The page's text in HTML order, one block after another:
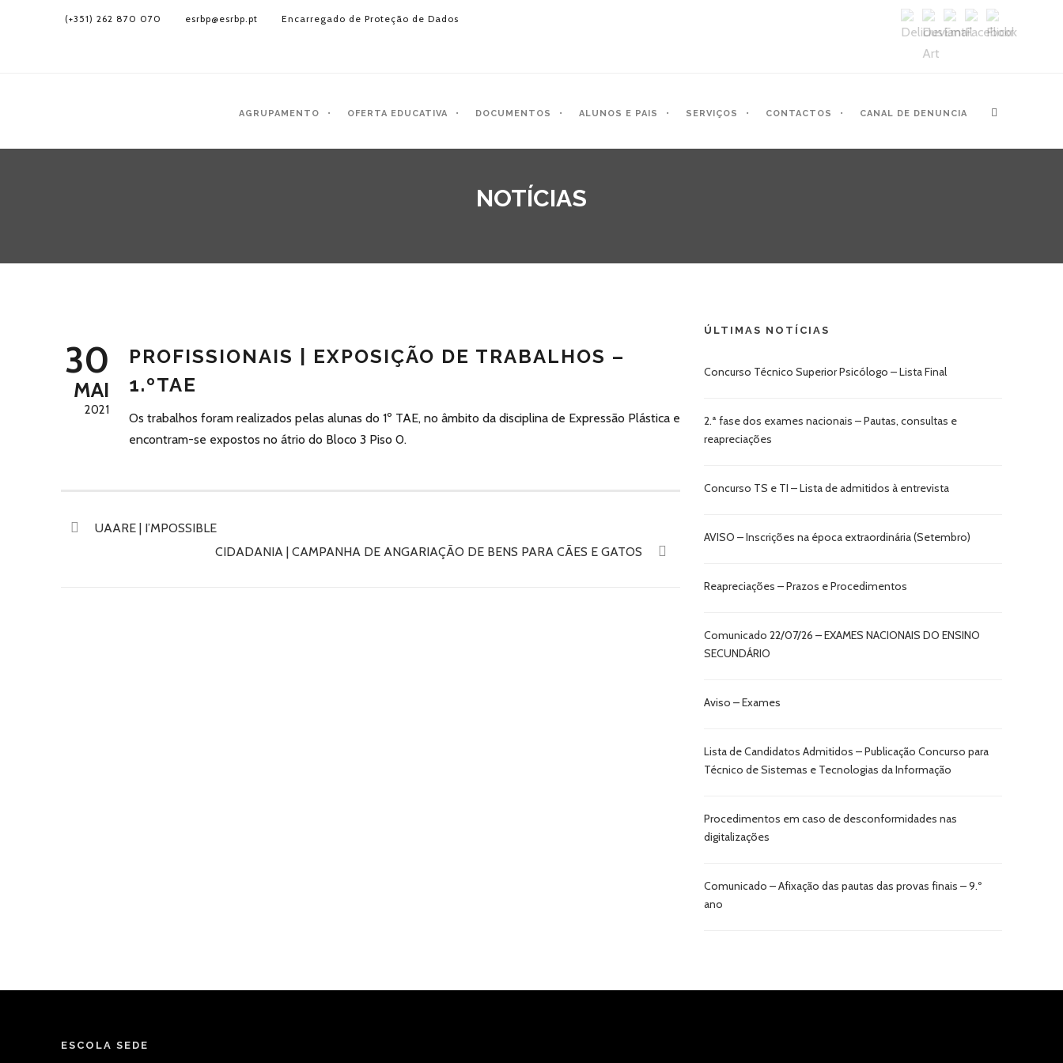
(+351) 262 870 070 esrbp@esrbp.pt Encarregado de Proteção de Dados
AGRUPAMENTO OFERTA EDUCATIVA DOCUMENTOS ALUNOS E PAIS SERVIÇOS CONTACTOS CANAL DE DENUNCIA
NOTÍCIAS
30
MAI
2021
PROFISSIONAIS | EXPOSIÇÃO DE TRABALHOS –
1.ºTAE
Os trabalhos foram realizados pelas alunas do 1º TAE, no âmbito da disciplina de Expressão Plástica e
encontram-se expostos no átrio do Bloco 3 Piso 0.
UAARE | I’MPOSSIBLE
CIDADANIA | CAMPANHA DE ANGARIAÇÃO DE BENS PARA CÃES E GATOS
ÚLTIMAS NOTÍCIAS
Concurso Técnico Superior Psicólogo – Lista Final
2.ª fase dos exames nacionais – Pautas, consultas e
reapreciações
Concurso TS e TI – Lista de admitidos à entrevista
AVISO – Inscrições na época extraordinária (Setembro)
Reapreciações – Prazos e Procedimentos
Comunicado 22/07/26 – EXAMES NACIONAIS DO ENSINO
SECUNDÁRIO
Aviso – Exames
Lista de Candidatos Admitidos – Publicação Concurso para
Técnico de Sistemas e Tecnologias da Informação
Procedimentos em caso de desconformidades nas
digitalizações
Comunicado – Afixação das pautas das provas finais – 9.º
ano
ESCOLA SEDE